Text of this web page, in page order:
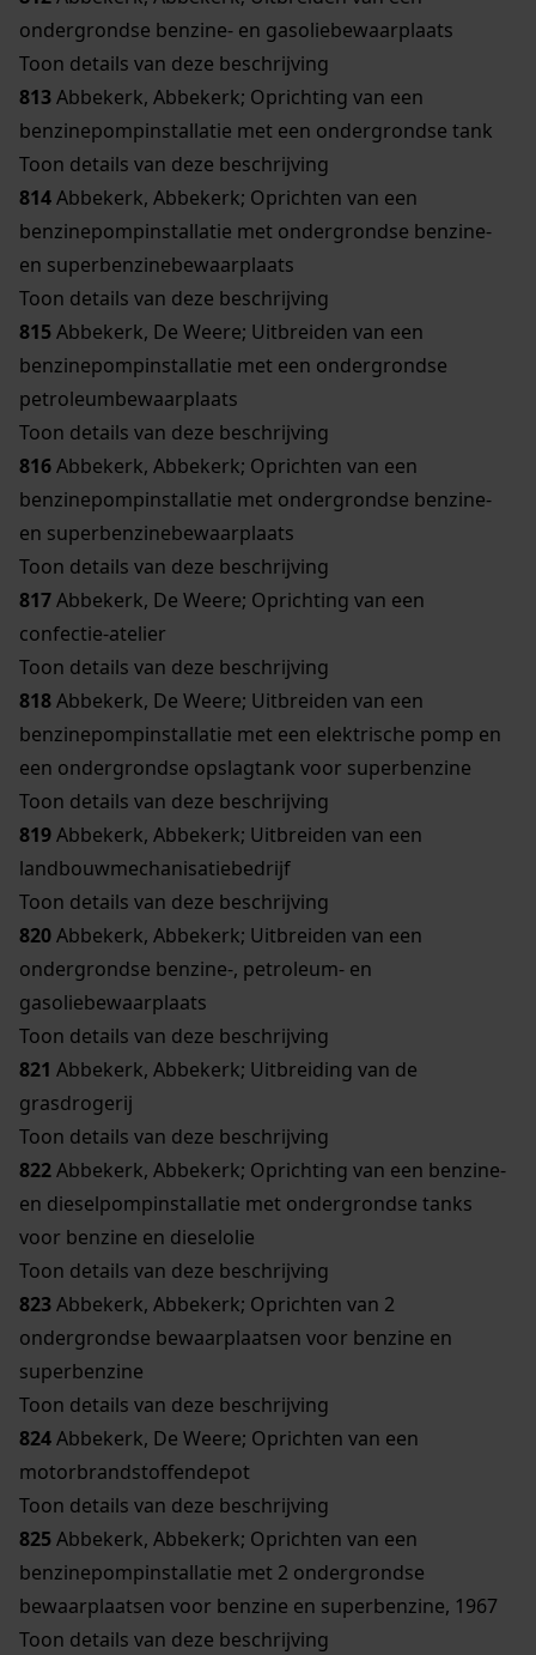
ondergrondse benzine- en gasoliebewaarplaats
Toon details van deze beschrijving
813Abbekerk, Abbekerk; Oprichting van een
benzinepompinstallatie met een ondergrondse tank
Toon details van deze beschrijving
814Abbekerk, Abbekerk; Oprichten van een
benzinepompinstallatie met ondergrondse benzine-
en superbenzinebewaarplaats
Toon details van deze beschrijving
815Abbekerk, De Weere; Uitbreiden van een
benzinepompinstallatie met een ondergrondse
petroleumbewaarplaats
Toon details van deze beschrijving
816Abbekerk, Abbekerk; Oprichten van een
benzinepompinstallatie met ondergrondse benzine-
en superbenzinebewaarplaats
Toon details van deze beschrijving
817Abbekerk, De Weere; Oprichting van een
confectie-atelier
Toon details van deze beschrijving
818Abbekerk, De Weere; Uitbreiden van een
benzinepompinstallatie met een elektrische pomp en
een ondergrondse opslagtank voor superbenzine
Toon details van deze beschrijving
819Abbekerk, Abbekerk; Uitbreiden van een
landbouwmechanisatiebedrijf
Toon details van deze beschrijving
820Abbekerk, Abbekerk; Uitbreiden van een
ondergrondse benzine-, petroleum- en
gasoliebewaarplaats
Toon details van deze beschrijving
821 Abbekerk, Abbekerk; Uitbreiding van de
grasdrogerij
Toon details van deze beschrijving
822Abbekerk, Abbekerk; Oprichting van een benzine-
en dieselpompinstallatie met ondergrondse tanks
voor benzine en dieselolie
Toon details van deze beschrijving
823Abbekerk, Abbekerk; Oprichten van 2
ondergrondse bewaarplaatsen voor benzine en
superbenzine
Toon details van deze beschrijving
824Abbekerk, De Weere; Oprichten van een
motorbrandstoffendepot
Toon details van deze beschrijving
825Abbekerk, Abbekerk; Oprichten van een
benzinepompinstallatie met 2 ondergrondse
bewaarplaatsen voor benzine en superbenzine, 1967
Toon details van deze beschrijving